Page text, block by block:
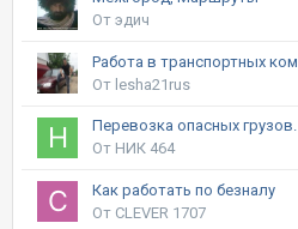
От эдич
От lesha21rus
Перевозка опасных грузов.
От НИК 464
Как работать по безналу
От CLEVER 1707